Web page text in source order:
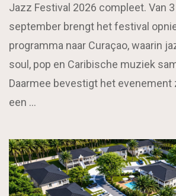
Jazz Festival 2026 compleet. Van
september brengt het festival
programma naar Curaçao, waarin
soul, pop en Caribische muziek
Daarmee bevestigt het evenement
een …